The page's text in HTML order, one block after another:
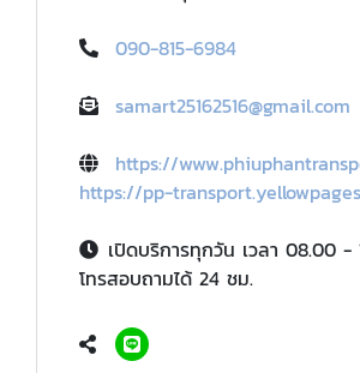
090-815-6984
samart25162516@gmail.com
https://
https://pp-
เปิดบริการทุกวัน เวลา 08.00 -
โทรสอบถามได้ 24 ชม.